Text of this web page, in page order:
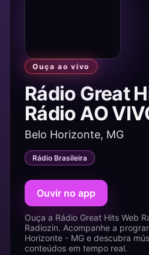
Ouça ao vivo
Rádio Great
Rádio AO
Belo Horizonte, MG
Rádio Brasileira
Ouvir no app
Ouça a Rádio Great Hits Web
Radiozin. Acompanhe a
Horizonte - MG e descubra
conteúdos em tempo real.